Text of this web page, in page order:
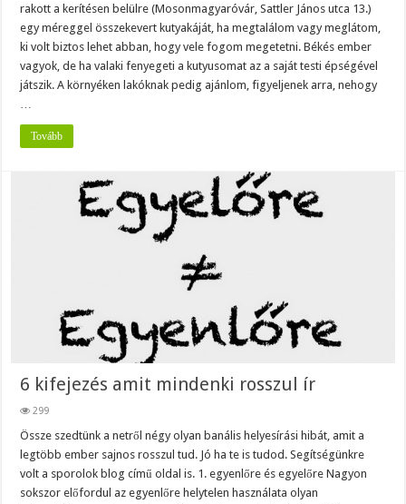
rakott a kerítésen belülre (Mosonmagyaróvár, Sattler János utca 13.)
egy méreggel összekevert kutyakáját, ha megtalálom vagy meglátom,
ki volt biztos lehet abban, hogy vele fogom megetetni. Békés ember
vagyok, de ha valaki fenyegeti a kutyusomat az a saját testi épségével
játszik. A környéken lakóknak pedig ajánlom, figyeljenek arra, nehogy
Tovább
6 kifejezés amit mindenki rosszul ír
299
Össze szedtünk a netről négy olyan banális helyesírási hibát, amit a
legtöbb ember sajnos rosszul tud. Jó ha te is tudod. Segítségünkre
volt a sporolok blog című oldal is. 1. egyenlőre és egyelőre Nagyon
sokszor előfordul az egyenlőre helytelen használata olyan